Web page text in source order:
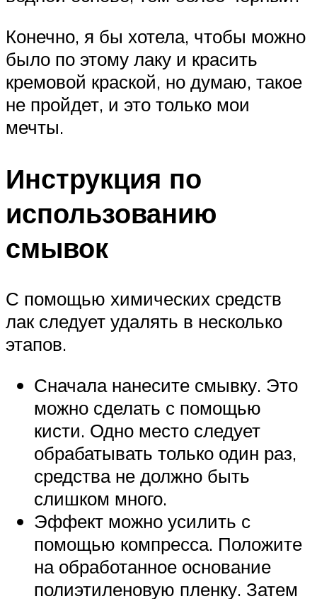
Конечно, я бы хотела, чтобы можно
было по этому лаку и красить
кремовой краской, но думаю, такое
не пройдет, и это только мои
мечты.
Инструкция по
использованию
смывок
С помощью химических средств
лак следует удалять в несколько
этапов.
Сначала нанесите смывку. Это
можно сделать с помощью
кисти. Одно место следует
обрабатывать только один раз,
средства не должно быть
слишком много.
Эффект можно усилить с
помощью компресса. Положите
на обработанное основание
полиэтиленовую пленку. Затем